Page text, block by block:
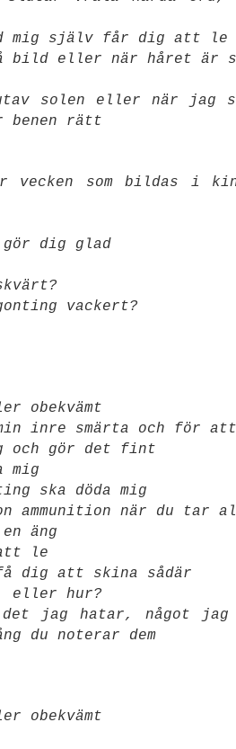
mig själv får dig att le
bild eller när håret är
solen eller när jag
benen rätt
som bildas i
dig glad
vackert?
obekvämt
inre smärta och för
och gör det fint
mig
ska döda mig
ammunition när du tar
äng
le
dig att skina sådär
eller hur?
jag hatar, något
du noterar dem
obekvämt